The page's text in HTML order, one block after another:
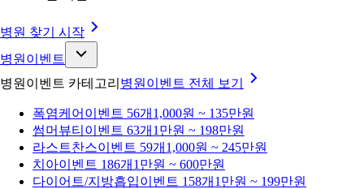
병원 찾기 시작
병원이벤트
병원이벤트 카테고리 병원이벤트 전체 보기
폭염케어 이벤트 56개 1,000원 ~ 135만원
썸머뷰티 이벤트 63개 1만원 ~ 198만원
라스트찬스이벤트 59개 1,000원 ~ 245만원
치아이벤트 186개 1만원 ~ 600만원
다이어트/지방흡입이벤트 158개 1만원 ~ 199만원